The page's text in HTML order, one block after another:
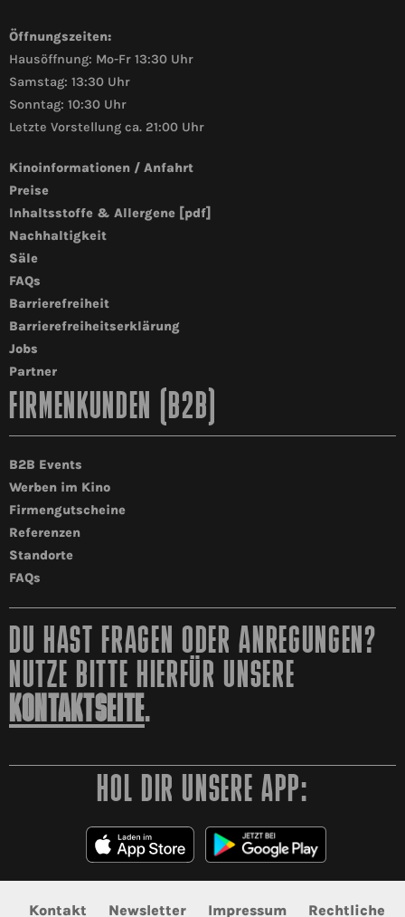
Öffnungszeiten:
Hausöffnung: Mo-Fr 13:30 Uhr
Samstag: 13:30 Uhr
Sonntag: 10:30 Uhr
Letzte Vorstellung ca. 21:00 Uhr
Kinoinformationen / Anfahrt
Preise
Inhaltsstoffe & Allergene [pdf]
Nachhaltigkeit
Säle
FAQs
Barrierefreiheit
Barrierefreiheitserklärung
Jobs
Partner
FIRMENKUNDEN (B2B)
B2B Events
Werben im Kino
Firmengutscheine
Referenzen
Standorte
FAQs
DU HAST FRAGEN ODER ANREGUNGEN?
NUTZE BITTE HIERFÜR UNSERE
KONTAKTSEITE.
HOL DIR UNSERE APP:
Kontakt Newsletter Impressum Rechtliche